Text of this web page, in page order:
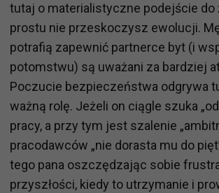
tutaj o materialistyczne podejście do
prostu nie przeskoczysz ewolucji.
potrafią zapewnić partnerce byt (i
potomstwu) są uważani za bardziej
Poczucie bezpieczeństwa odgrywa
ważną rolę. Jeżeli on ciągle szuka
pracy, a przy tym jest szalenie
pracodawców „nie dorasta mu do
tego pana oszczędzając sobie
przyszłości, kiedy to utrzymanie i